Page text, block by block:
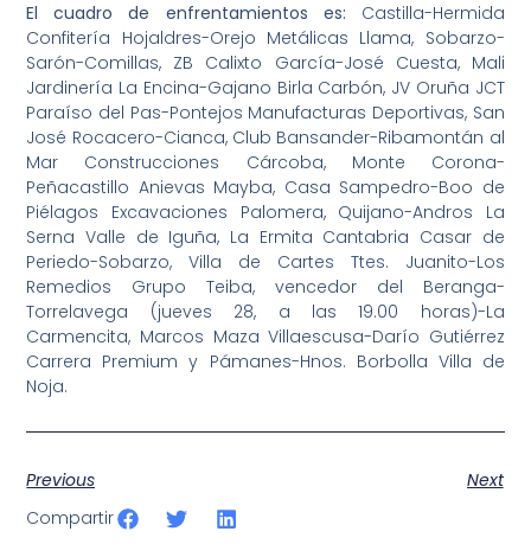
El cuadro de enfrentamientos es: Castilla-Hermida
Confitería Hojaldres-Orejo Metálicas Llama, Sobarzo-
Sarón-Comillas, ZB Calixto García-José Cuesta, Mali
Jardinería La Encina-Gajano Birla Carbón, JV Oruña JCT
Paraíso del Pas-Pontejos Manufacturas Deportivas, San
José Rocacero-Cianca, Club Bansander-Ribamontán al
Mar Construcciones Cárcoba, Monte Corona-
Peñacastillo Anievas Mayba, Casa Sampedro-Boo de
Piélagos Excavaciones Palomera, Quijano-Andros La
Serna Valle de Iguña, La Ermita Cantabria Casar de
Periedo-Sobarzo, Villa de Cartes Ttes. Juanito-Los
Remedios Grupo Teiba, vencedor del Beranga-
Torrelavega (jueves 28, a las 19.00 horas)-La
Carmencita, Marcos Maza Villaescusa-Darío Gutiérrez
Carrera Premium y Pámanes-Hnos. Borbolla Villa de
Noja.
Previous
Next
Compartir